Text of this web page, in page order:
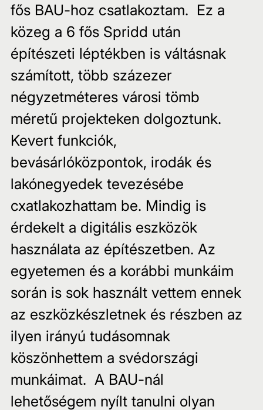
fős BAU-hoz csatlakoztam.  Ez a
közeg a 6 fős Spridd után
építészeti léptékben is váltásnak
számított, több százezer
négyzetméteres városi tömb
méretű projekteken dolgoztunk.
Kevert funkciók,
bevásárlóközpontok, irodák és
lakónegyedek tevezésébe
cxatlakozhattam be. Mindig is
érdekelt a digitális eszközök
használata az építészetben. Az
egyetemen és a korábbi munkáim
során is sok használt vettem ennek
az eszközkészletnek és részben az
ilyen irányú tudásomnak
köszönhettem a svédországi
munkáimat.  A BAU-nál
lehetőségem nyílt tanulni olyan